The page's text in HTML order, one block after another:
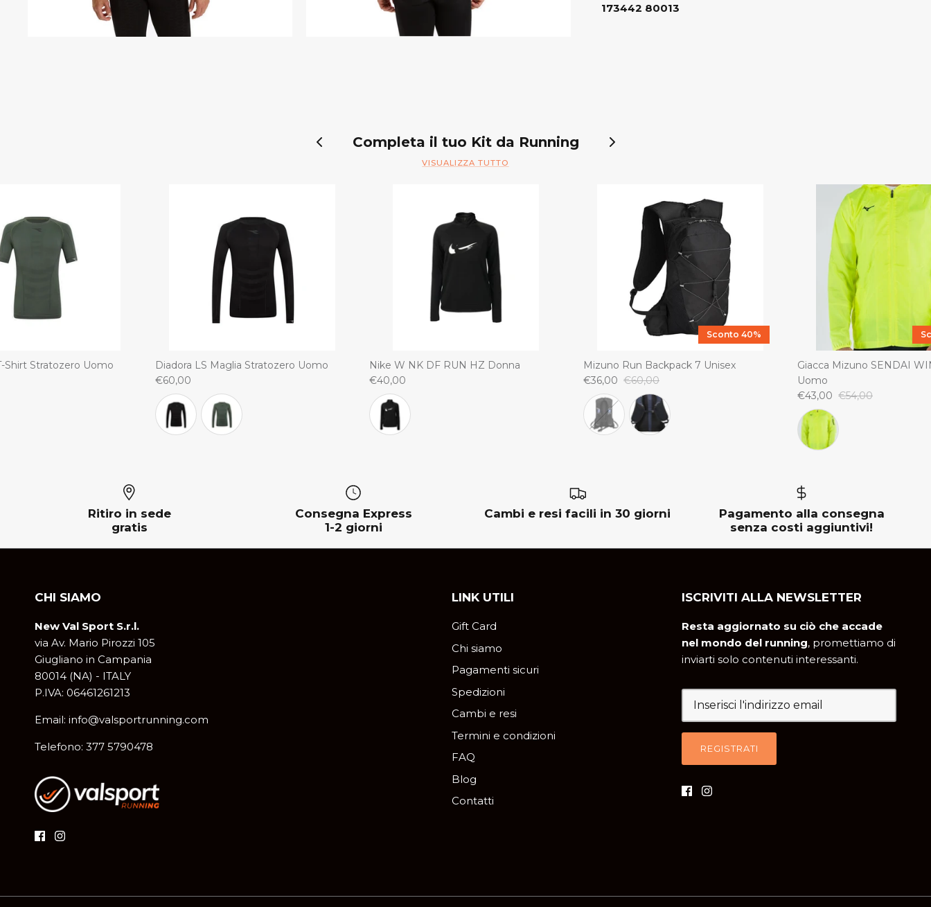
173442 80013
Completa il tuo Kit da Running
VISUALIZZA TUTTO
Shirt Stratozero Uomo
Diadora LS Maglia Stratozero Uomo
€60,00
Nike W NK DF RUN HZ Donna
€40,00
Sconto 40%
Mizuno Run Backpack 7 Unisex
€36,00 €60,00
Giacca Mizuno SENDAI
Uomo
€43,00 €54,00
Ritiro in sede
gratis
Consegna Express
1-2 giorni
Cambi e resi facili in 30 giorni
Pagamento alla consegna
senza costi aggiuntivi!
CHI SIAMO
New Val Sport S.r.l.
via Av. Mario Pirozzi 105
Giugliano in Campania
80014 (NA) - ITALY
P.IVA: 06461261213
Email: info@valsportrunning.com
Telefono: 377 5790478
LINK UTILI
Gift Card
Chi siamo
Pagamenti sicuri
Spedizioni
Cambi e resi
Termini e condizioni
FAQ
Blog
Contatti
ISCRIVITI ALLA NEWSLETTER
Resta aggiornato su ciò che accade
nel mondo del running, promettiamo di
inviarti solo contenuti interessanti.
REGISTRATI